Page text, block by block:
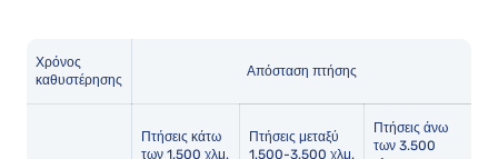
Χρόνος
καθυστέρησης
Απόσταση πτήσης
Πτήσεις κάτω
των 1.500 χλμ.
Πτήσεις μεταξύ
1.500-3.500 χλμ.
Πτήσεις άνω
των 3.500